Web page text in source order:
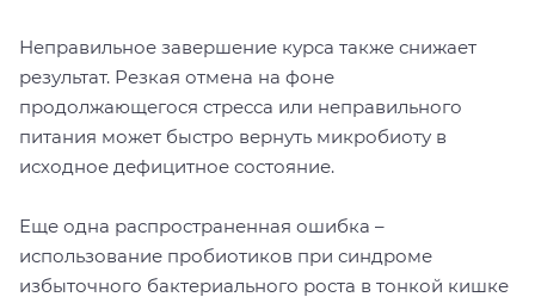
Неправильное завершение курса также снижает
результат. Резкая отмена на фоне
продолжающегося стресса или неправильного
питания может быстро вернуть микробиоту в
исходное дефицитное состояние.
Еще одна распространенная ошибка –
использование пробиотиков при синдроме
избыточного бактериального роста в тонкой кишке